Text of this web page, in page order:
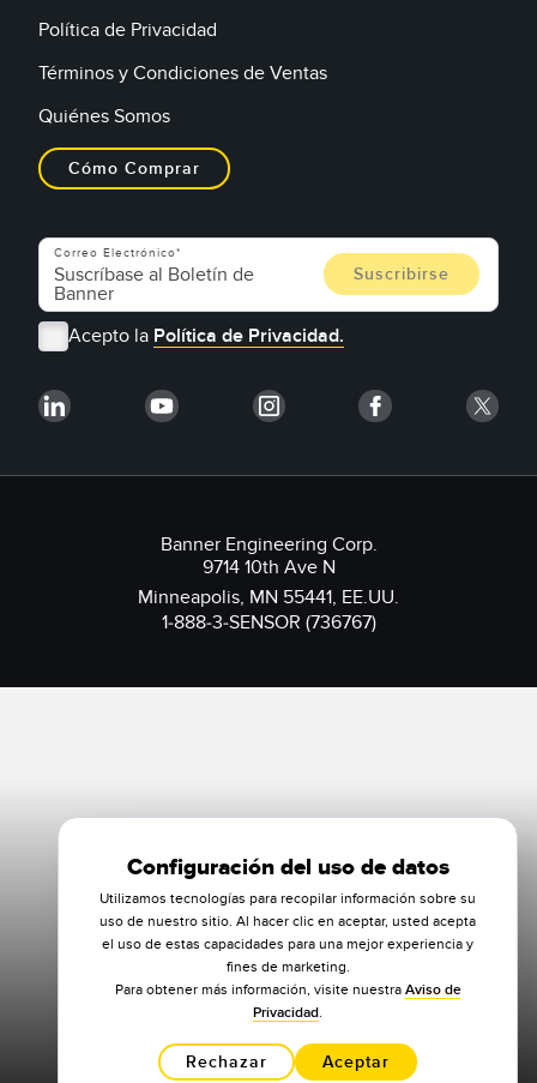
Política de Privacidad
Términos y Condiciones de Ventas
Quiénes Somos
Cómo Comprar
Correo Electrónico
Acepto la Política de Privacidad.
Banner Engineering Corp.
9714 10th Ave N
Minneapolis, MN 55441, EE.UU.
1-888-3-SENSOR (736767)
Configuración del uso de datos
Utilizamos tecnologías para recopilar información sobre su
uso de nuestro sitio. Al hacer clic en aceptar, usted acepta
el uso de estas capacidades para una mejor experiencia y
fines de marketing.
Para obtener más información, visite nuestra Aviso de
Privacidad.
Rechazar Aceptar